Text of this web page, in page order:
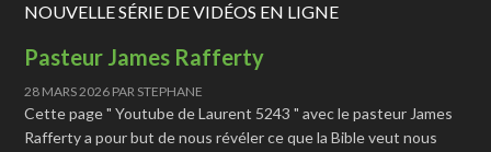
NOUVELLE SÉRIE DE VIDÉOS EN LIGNE
Pasteur James Rafferty
28 MARS 2026 PAR STEPHANE
Cette page " Youtube de Laurent 5243 " avec le pasteur James
Rafferty a pour but de nous révéler ce que la Bible veut nous